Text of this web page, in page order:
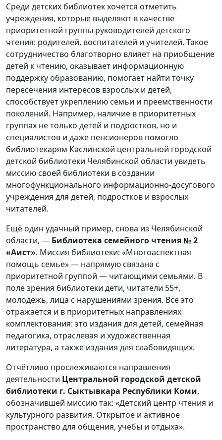
Среди детских библиотек хочется отметить
учреждения, которые выделяют в качестве
приоритетной группы руководителей детского
чтения: родителей, воспитателей и учителей. Такое
сотрудничество благотворно влияет на приобщение
детей к чтению, оказывает информационную
поддержку образованию, помогает найти точку
пересечения интересов взрослых и детей,
способствует укреплению семьи и преемственности
поколений. Например, наличие в приоритетных
группах не только детей и подростков, но и
специалистов и даже пенсионеров помогло
библиотекарям Каслинской центральной городской
детской библиотеки Челябинской области увидеть
миссию своей библиотеки в создании
многофункционального информационно-досугового
учреждения для детей, подростков и взрослых
читателей.
Ещё один удачный пример, снова из Челябинской
области, — Библиотека семейного чтения № 2
«Аист». Миссия библиотеки: «Многоаспектная
помощь семье» — напрямую связана с
приоритетной группой — читающими семьями. В
поле зрения библиотеки дети, читатели 55+,
молодёжь, лица с нарушениями зрения. Всё это
отражается и в приоритетных направлениях
комплектования: это издания для детей, семейная
педагогика, отраслевая и художественная
литература, а также издания для слабовидящих.
Отчётливо прослеживаются направления
деятельности Центральной городской детской
библиотеки г. Сыктывкара Республики Коми,
обозначившей миссию так: «Детский центр чтения и
культурного развития. Открытое и активное
пространство для общения, учёбы и отдыха».